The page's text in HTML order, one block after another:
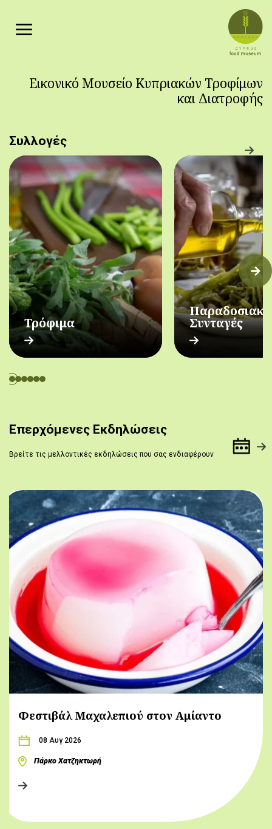
Εικονικό Μουσείο Κυπριακών Τροφίμων
και Διατροφής
Συλλογές
Τρόφιμα Συνταγές
Επερχόμενες Εκδηλώσεις
Βρείτε τις μελλοντικές εκδηλώσεις που σας ενδιαφέρουν
Φεστιβάλ Μαχαλεπιού στον Αμίαντο
08 Αυγ 2026
Πάρκο Χατζηκτωρή